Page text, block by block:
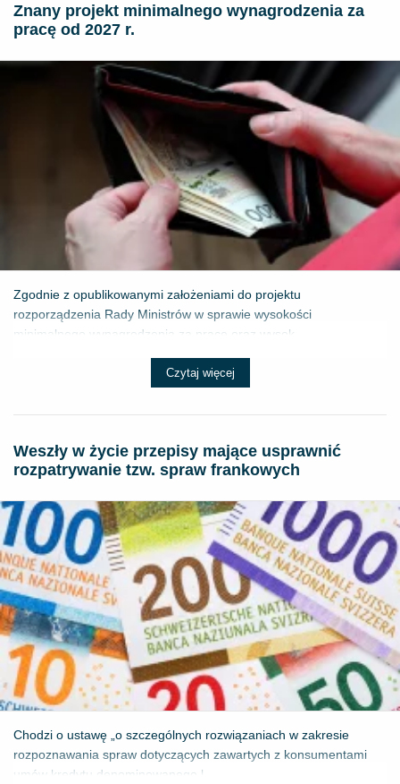
Znany projekt minimalnego wynagrodzenia za
pracę od 2027 r.
Zgodnie z opublikowanymi założeniami do projektu
rozporządzenia Rady Ministrów w sprawie wysokości
minimalnego wynagrodzenia za pracę oraz wysok...
Czytaj więcej
Weszły w życie przepisy mające usprawnić
rozpatrywanie tzw. spraw frankowych
Chodzi o ustawę „o szczególnych rozwiązaniach w zakresie
rozpoznawania spraw dotyczących zawartych z konsumentami
umów kredytu denominowanego l...